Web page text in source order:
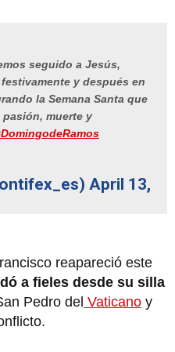
seguido a Jesús,
y después en
la Semana Santa que
pasión, muerte y
April 13,
reapareció este
a fieles desde su silla
Pedro del Vaticano y